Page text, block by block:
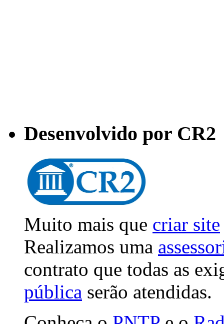
Desenvolvido por CR2
Muito mais que criar site
Realizamos uma
contrato que todas as
pública serão atendidas.